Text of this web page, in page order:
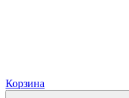
Корзина